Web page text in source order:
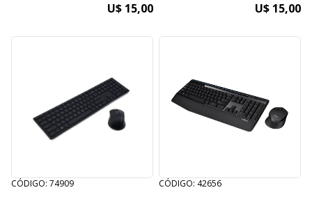
U$ 15,00 U$ 15,00
CÓDIGO: 74909 CÓDIGO: 42656